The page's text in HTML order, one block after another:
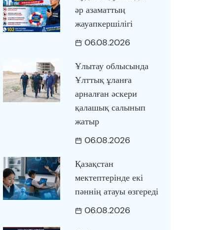
әр азаматтың
жауапкершілігі
06.08.2026
Ұлытау облысында
Ұлттық ұланға
арналған әскери
қалашық салынып
жатыр
06.08.2026
Қазақстан
мектептерінде екі
пәннің атауы өзгереді
06.08.2026